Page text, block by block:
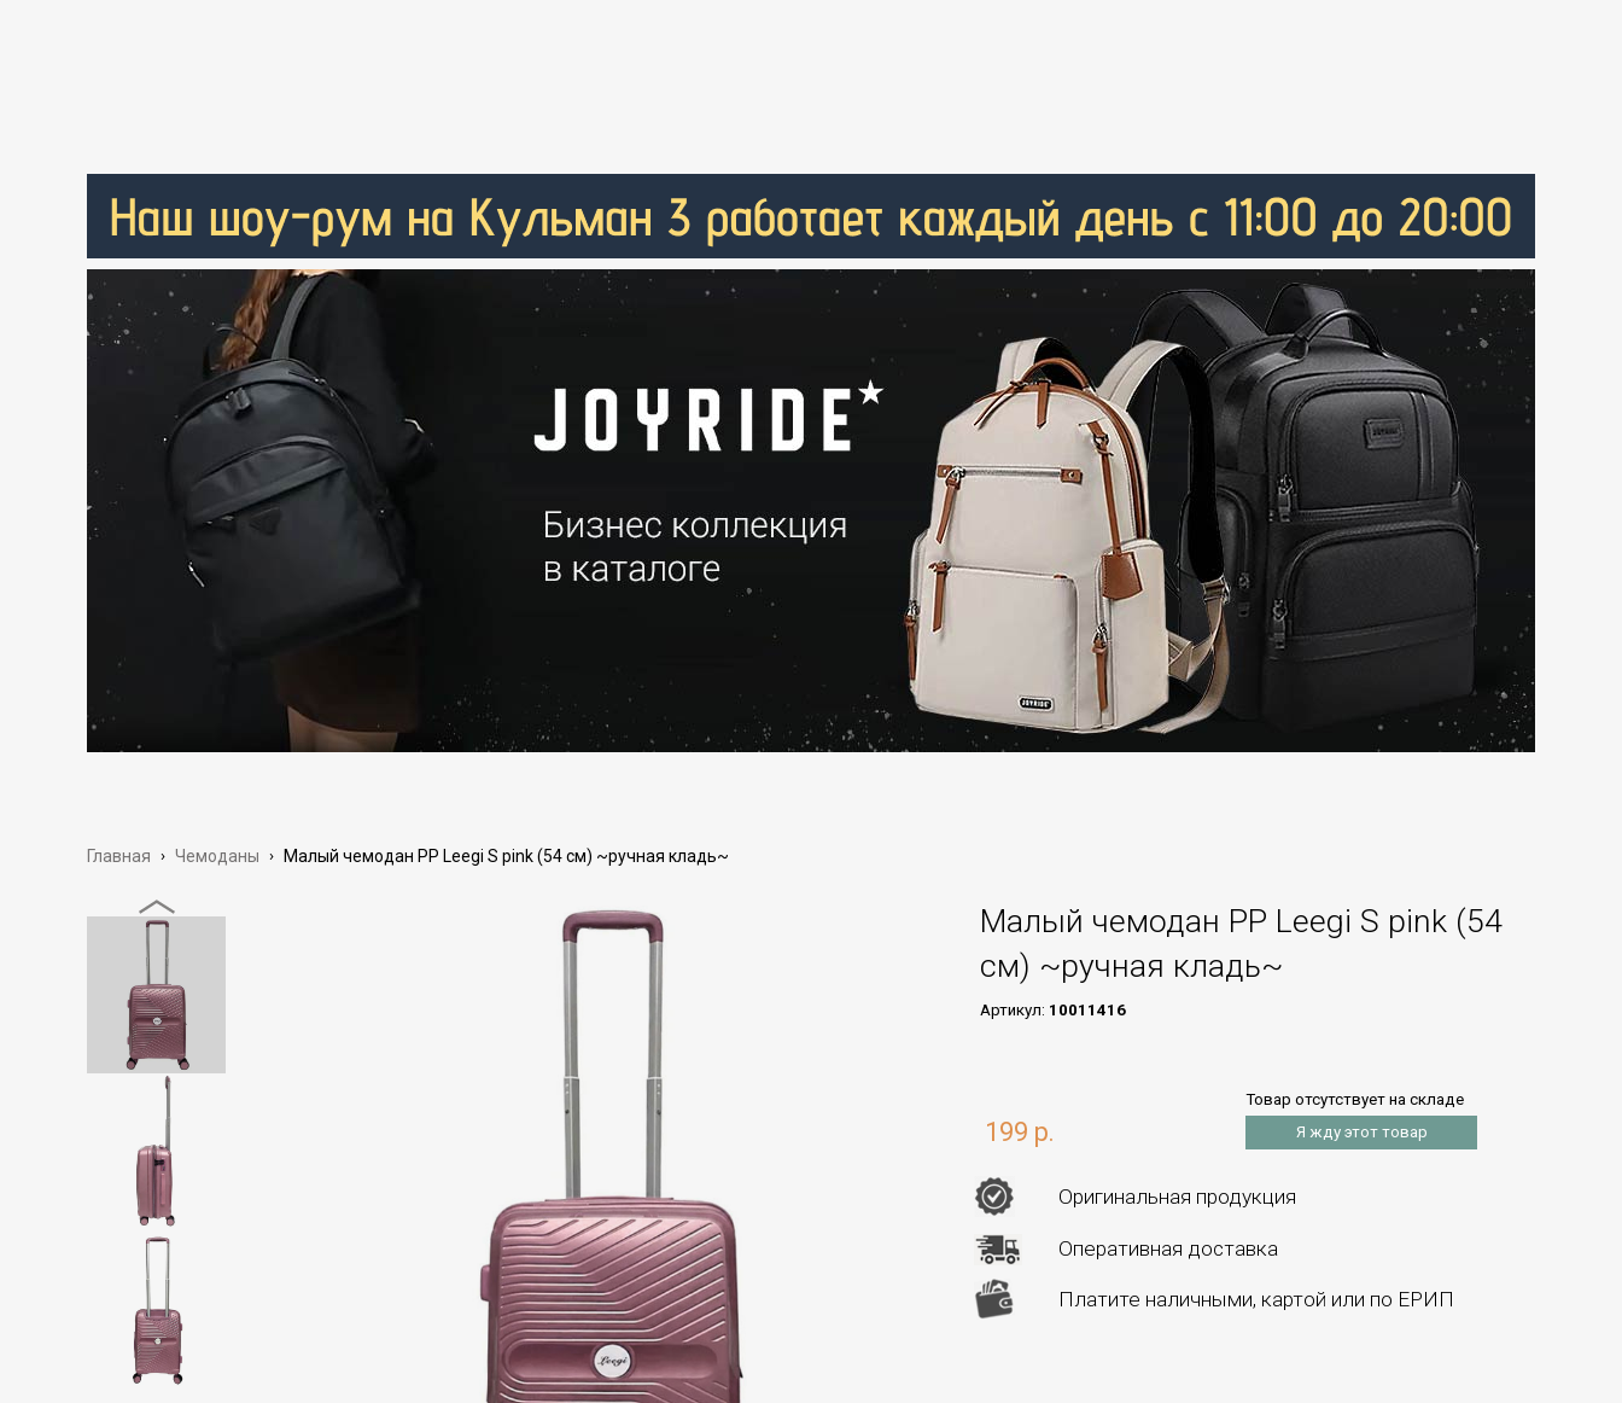
Главная › Чемоданы › Малый чемодан PP Leegi S pink (54 см) ~ручная кладь~
Малый чемодан PP Leegi S pink (54
см) ~ручная кладь~
Артикул: 10011416
199 р.
Товар отсутствует на складе
Я жду этот товар
Оригинальная продукция
Оперативная доставка
Платите наличными, картой или по ЕРИП